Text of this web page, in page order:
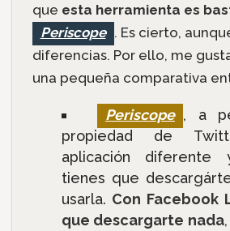
que esta herramienta es
Periscope . Es cierto,
diferencias. Por ello, me
una pequeña comparativa
Periscope , a
propiedad de
aplicación
tienes que
usarla. Con Facebook
que descargarte nada